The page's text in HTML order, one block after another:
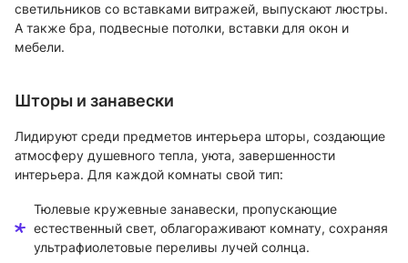
светильников со вставками витражей, выпускают люстры.
А также бра, подвесные потолки, вставки для окон и
мебели.
Шторы и занавески
Лидируют среди предметов интерьера шторы, создающие
атмосферу душевного тепла, уюта, завершенности
интерьера. Для каждой комнаты свой тип:
Тюлевые кружевные занавески, пропускающие
естественный свет, облагораживают комнату, сохраняя
ультрафиолетовые переливы лучей солнца.